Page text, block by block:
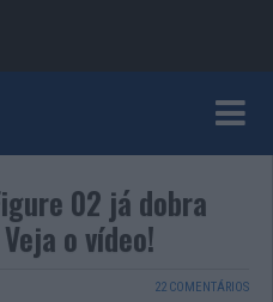
02 já dobra
o vídeo!
22 COMENTÁRIOS